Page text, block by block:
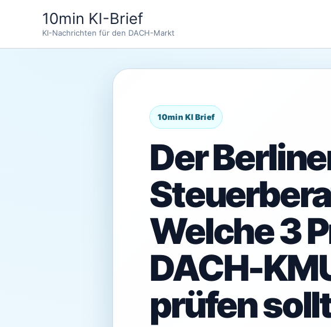
10min KI-Brief
KI-Nachrichten für den DACH-Markt
Der
Welche 3
DACH-
prüfen